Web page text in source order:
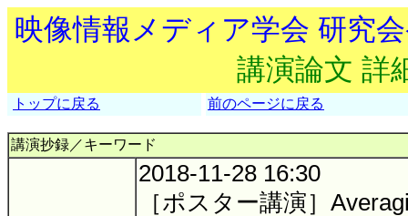
映像情報メディア学会 研究
講演論文 詳
トップに戻る 前のページに戻る
講演抄録／キーワード
2018-11-28 16:30
［ポスター講演］